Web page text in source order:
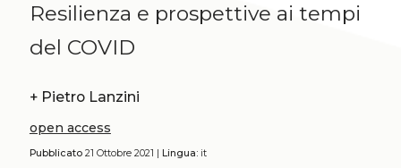
Resilienza e prospettive ai tempi
del COVID
+ Pietro Lanzini
open access
Pubblicato21 Ottobre 2021 | Lingua:it